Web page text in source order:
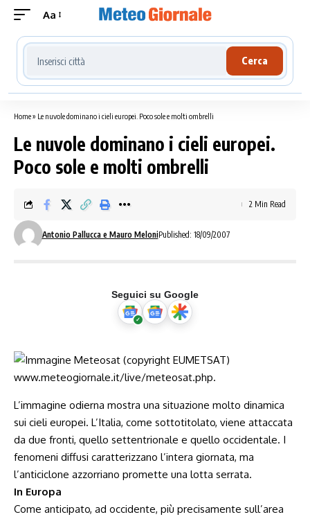
Aa
Cerca località meteo
Cerca
Home» Le nuvole dominano i cieli europei. Poco sole e molti ombrelli
Le nuvole dominano i cieli europei.
Poco sole e molti ombrelli
Antonio Pallucca e Mauro MeloniPublished: 18/09/2007
2 Min Read
Seguici su Google
L’immagine odierna mostra una situazione molto dinamica
sui cieli europei. L’Italia, come sottotitolato, viene attaccata
da due fronti, quello settentrionale e quello occidentale. I
fenomeni diffusi caratterizzano l’intera giornata, ma
l’anticiclone azzorriano promette una lotta serrata.
In Europa
Come anticipato, ad occidente, più precisamente sull’area